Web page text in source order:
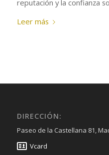
reputación y la confianza
Leer más
DIRECCIÓN:
Paseo de la Castellana 81,
Vcard